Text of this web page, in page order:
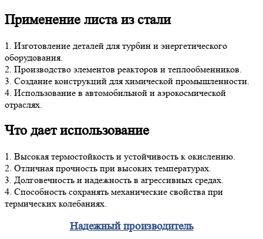
Применение листа из стали
1. Изготовление деталей для турбин и энергетического
оборудования.
2. Производство элементов реакторов и теплообменников.
3. Создание конструкций для химической промышленности.
4. Использование в автомобильной и аэрокосмической
отраслях.
Что дает использование
1. Высокая термостойкость и устойчивость к окислению.
2. Отличная прочность при высоких температурах.
3. Долговечность и надежность в агрессивных средах.
4. Способность сохранять механические свойства при
термических колебаниях.
Надежный производитель